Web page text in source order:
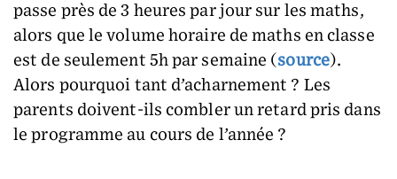
passe près de 3 heures par jour sur les maths,
alors que le volume horaire de maths en classe
est de seulement 5h par semaine (source).
Alors pourquoi tant d’acharnement ? Les
parents doivent-ils combler un retard pris dans
le programme au cours de l’année ?